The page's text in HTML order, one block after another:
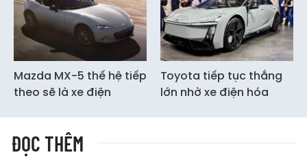
Mazda MX-5 thế hệ tiếp
theo sẽ là xe điện
Toyota tiếp tục thắng
lớn nhờ xe điện hóa
ĐỌC THÊM